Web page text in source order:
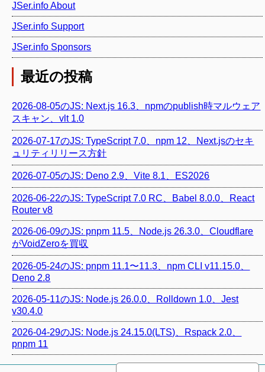
JSer.info About
JSer.info Support
JSer.info Sponsors
最近の投稿
2026-08-05のJS: Next.js 16.3、npmのpublish時マルウェア
スキャン、vlt 1.0
2026-07-17のJS: TypeScript 7.0、npm 12、Next.jsのセキ
ュリティリリース方針
2026-07-05のJS: Deno 2.9、Vite 8.1、ES2026
2026-06-22のJS: TypeScript 7.0 RC、Babel 8.0.0、React
Router v8
2026-06-09のJS: pnpm 11.5、Node.js 26.3.0、Cloudflare
がVoidZeroを買収
2026-05-24のJS: pnpm 11.1〜11.3、npm CLI v11.15.0、
Deno 2.8
2026-05-11のJS: Node.js 26.0.0、Rolldown 1.0、Jest
v30.4.0
2026-04-29のJS: Node.js 24.15.0(LTS)、Rspack 2.0、
pnpm 11